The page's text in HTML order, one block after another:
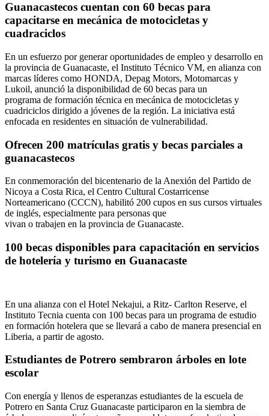
Guanacastecos cuentan con 60 becas para
capacitarse en mecánica de motocicletas y
cuadraciclos
En un esfuerzo por generar oportunidades de empleo y desarrollo en
la provincia de Guanacaste, el Instituto Técnico VM, en alianza con
marcas líderes como HONDA, Depag Motors, Motomarcas y
Lukoil, anunció la disponibilidad de 60 becas para un
programa de formación técnica en mecánica de motocicletas y
cuadriciclos dirigido a jóvenes de la región. La iniciativa está
enfocada en residentes en situación de vulnerabilidad.
Ofrecen 200 matrículas gratis y becas parciales a
guanacastecos
En conmemoración del bicentenario de la Anexión del Partido de
Nicoya a Costa Rica, el Centro Cultural Costarricense
Norteamericano (CCCN), habilitó 200 cupos en sus cursos virtuales
de inglés, especialmente para personas que
vivan o trabajen en la provincia de Guanacaste.
100 becas disponibles para capacitación en servicios
de hotelería y turismo en Guanacaste
En una alianza con el Hotel Nekajui, a Ritz- Carlton Reserve, el
Instituto Tecnia cuenta con 100 becas para un programa de estudio
en formación hotelera que se llevará a cabo de manera presencial en
Liberia, a partir de agosto.
Estudiantes de Potrero sembraron árboles en lote
escolar
Con energía y llenos de esperanzas estudiantes de la escuela de
Potrero en Santa Cruz Guanacaste participaron en la siembra de